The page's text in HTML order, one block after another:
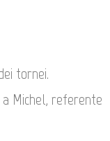
tornei.
Michel, referente